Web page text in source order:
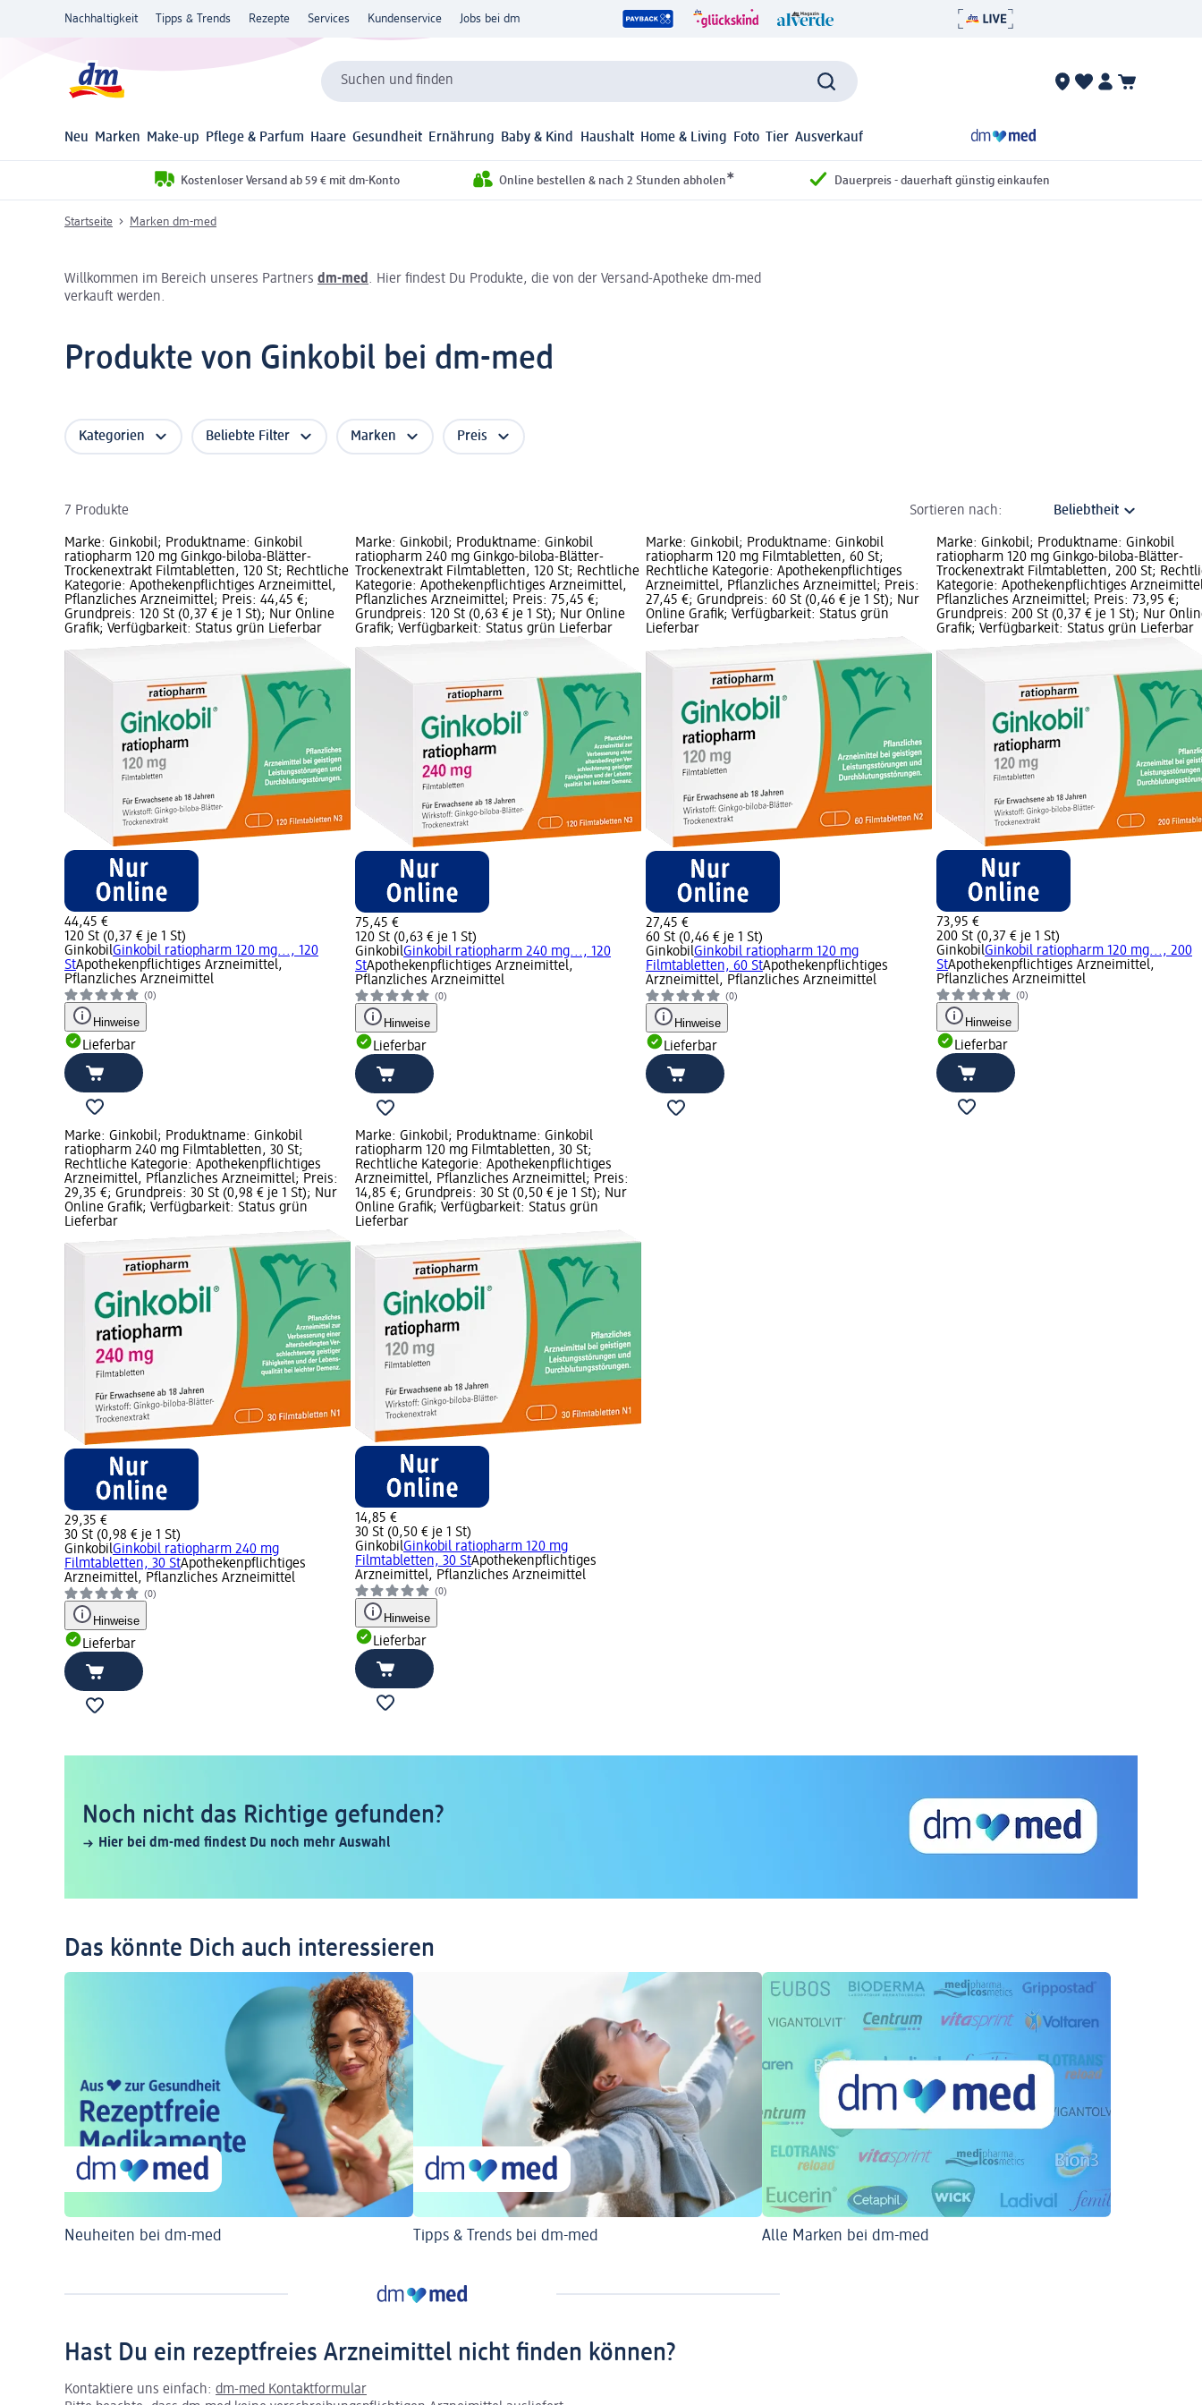
Nachhaltigkeit Tipps & Trends Rezepte Services Kundenservice Jobs bei dm
Suchen und finden
Neu Marken Make-up Pflege & Parfum Haare Gesundheit Ernährung Baby & Kind Haushalt Home & Living Foto Tier Ausverkauf
Kostenloser Versand ab 59 € mit dm-Konto Online bestellen & nach 2 Stunden abholen* Dauerpreis - dauerhaft günstig einkaufen
Startseite Marken dm-med
Willkommen im Bereich unseres Partners dm-med . Hier findest Du Produkte, die von der Versand-Apotheke dm-med
verkauft werden.
Produkte von Ginkobil bei dm-med
Kategorien Beliebte Filter Marken Preis
7 Produkte Sortieren nach:
Marke: Ginkobil; Produktname: Ginkobil
ratiopharm 120 mg Ginkgo-biloba-Blätter-
Trockenextrakt Filmtabletten, 120 St; Rechtliche
Kategorie: Apothekenpflichtiges Arzneimittel,
Pflanzliches Arzneimittel; Preis: 44,45 €;
Grundpreis: 120 St (0,37 € je 1 St); Nur Online
Grafik; Verfügbarkeit: Status grün Lieferbar
44,45 €
120 St (0,37 € je 1 St)
GinkobilGinkobil ratiopharm 120 mg..., 120
StApothekenpflichtiges Arzneimittel,
Pflanzliches Arzneimittel
(0)
Hinweise
Lieferbar
Marke: Ginkobil; Produktname: Ginkobil
ratiopharm 240 mg Ginkgo-biloba-Blätter-
Trockenextrakt Filmtabletten, 120 St; Rechtliche
Kategorie: Apothekenpflichtiges Arzneimittel,
Pflanzliches Arzneimittel; Preis: 75,45 €;
Grundpreis: 120 St (0,63 € je 1 St); Nur Online
Grafik; Verfügbarkeit: Status grün Lieferbar
75,45 €
120 St (0,63 € je 1 St)
GinkobilGinkobil ratiopharm 240 mg..., 120
StApothekenpflichtiges Arzneimittel,
Pflanzliches Arzneimittel
(0)
Hinweise
Lieferbar
Marke: Ginkobil; Produktname: Ginkobil
ratiopharm 120 mg Filmtabletten, 60 St;
Rechtliche Kategorie: Apothekenpflichtiges
Arzneimittel, Pflanzliches Arzneimittel; Preis:
27,45 €; Grundpreis: 60 St (0,46 € je 1 St); Nur
Online Grafik; Verfügbarkeit: Status grün
Lieferbar
27,45 €
60 St (0,46 € je 1 St)
GinkobilGinkobil ratiopharm 120 mg
Filmtabletten, 60 StApothekenpflichtiges
Arzneimittel, Pflanzliches Arzneimittel
(0)
Hinweise
Lieferbar
Marke: Ginkobil; Produktname: Ginkobil
ratiopharm 120 mg Ginkgo-biloba-Blätter-
Trockenextrakt Filmtabletten, 200 St;
Kategorie: Apothekenpflichtiges
Pflanzliches Arzneimittel; Preis: 73,95 €;
Grundpreis: 200 St (0,37 € je 1 St); Nur
Grafik; Verfügbarkeit: Status grün Lieferbar
73,95 €
200 St (0,37 € je 1 St)
GinkobilGinkobil ratiopharm 120 mg..., 200
StApothekenpflichtiges Arzneimittel,
Pflanzliches Arzneimittel
(0)
Hinweise
Lieferbar
Marke: Ginkobil; Produktname: Ginkobil
ratiopharm 240 mg Filmtabletten, 30 St;
Rechtliche Kategorie: Apothekenpflichtiges
Arzneimittel, Pflanzliches Arzneimittel; Preis:
29,35 €; Grundpreis: 30 St (0,98 € je 1 St); Nur
Online Grafik; Verfügbarkeit: Status grün
Lieferbar
29,35 €
30 St (0,98 € je 1 St)
GinkobilGinkobil ratiopharm 240 mg
Filmtabletten, 30 StApothekenpflichtiges
Arzneimittel, Pflanzliches Arzneimittel
(0)
Hinweise
Lieferbar
Marke: Ginkobil; Produktname: Ginkobil
ratiopharm 120 mg Filmtabletten, 30 St;
Rechtliche Kategorie: Apothekenpflichtiges
Arzneimittel, Pflanzliches Arzneimittel; Preis:
14,85 €; Grundpreis: 30 St (0,50 € je 1 St); Nur
Online Grafik; Verfügbarkeit: Status grün
Lieferbar
14,85 €
30 St (0,50 € je 1 St)
GinkobilGinkobil ratiopharm 120 mg
Filmtabletten, 30 StApothekenpflichtiges
Arzneimittel, Pflanzliches Arzneimittel
(0)
Hinweise
Lieferbar
Noch nicht das Richtige gefunden?
Hier bei dm-med findest Du noch mehr Auswahl
Das könnte Dich auch interessieren
Neuheiten bei dm-med Tipps & Trends bei dm-med Alle Marken bei dm-med
Hast Du ein rezeptfreies Arzneimittel nicht finden können?
Kontaktiere uns einfach: dm-med Kontaktformular